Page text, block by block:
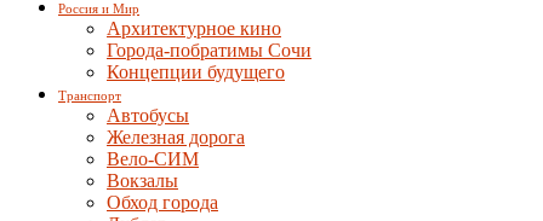
Россия и Мир
Архитектурное кино
Города-побратимы Сочи
Концепции будущего
Транспорт
Автобусы
Железная дорога
Вело-СИМ
Вокзалы
Обход города